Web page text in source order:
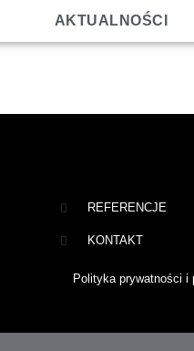
AKTUALNOŚCI
REFERENCJE
KONTAKT
Polityka prywatności i